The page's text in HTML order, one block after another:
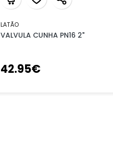
LATÃO
VALVULA CUNHA PN16 2"
42.95€